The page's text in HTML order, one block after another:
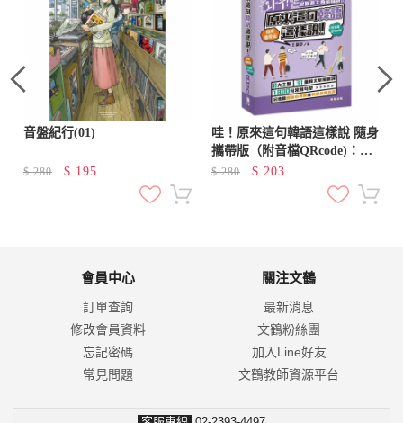
音盤紀行(01)
$280 $ 195
哇！原來這句韓語這樣說 隨身
攜帶版（附音檔QRcode)：追
韓劇、綜藝必備 一起跟著主角
$280 $ 203
會員中心
訂單查詢
修改會員資料
忘記密碼
常見問題
關注文鶴
最新消息
文鶴粉絲團
加入Line好友
文鶴教師資源平台